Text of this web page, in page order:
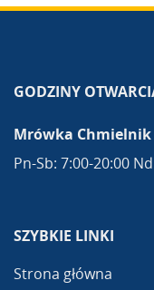
GODZINY
Mrówka Chmielnik
Pn-Sb: 7:00-20:00
SZYBKIE LINKI
Strona główna